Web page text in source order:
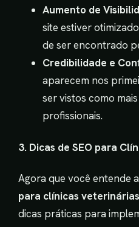
Aumento de
site estiver
de ser encontrado
Credibilidade e
aparecem nos
ser vistos como
profissionais.
3. Dicas de SEO para
Agora que você entende
para clínicas veterinárias
dicas práticas para